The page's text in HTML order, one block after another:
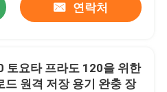
연락처
토요타 프라도 120을 위한
드 원격 저장 용기 완충 장